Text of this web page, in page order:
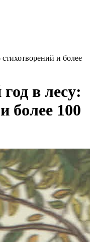
и более
в лесу:
более 100